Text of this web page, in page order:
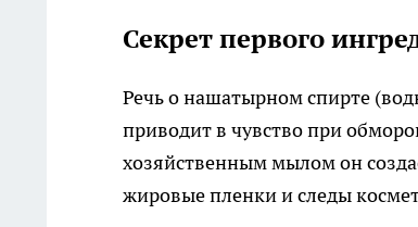
Секрет первого
Речь о нашатырном спирте
приводит в чувство при
хозяйственным мылом он
жировые пленки и следы